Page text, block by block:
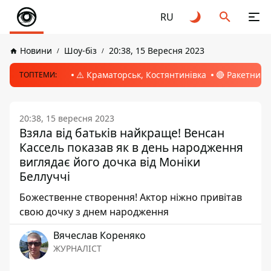
RU
Новини Шоу-біз 20:38, 15 Вересня 2023
ТОПТЕМИ: ⚠️ Краматорськ, Костянтинівка 🔴 Ракетний
20:38, 15 вересня 2023
Взяла від батьків найкраще! Венсан
Кассель показав як в день народження
виглядає його дочка від Моніки
Беллуччі
Божественне створення! Актор ніжно привітав
свою дочку з днем народження
Вячеслав Кореняко
ЖУРНАЛІСТ